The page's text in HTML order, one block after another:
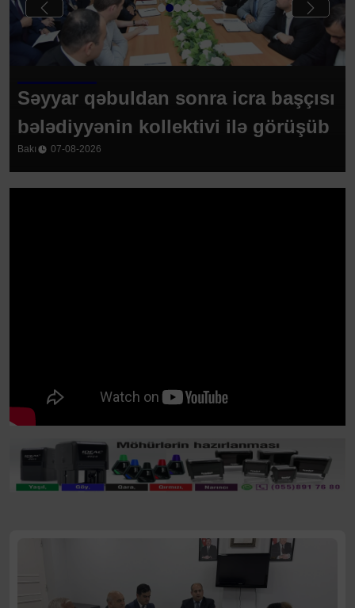
qəbuldan sonra icra başçısı
kollektivi ilə görüşüb
2026
Sabiq